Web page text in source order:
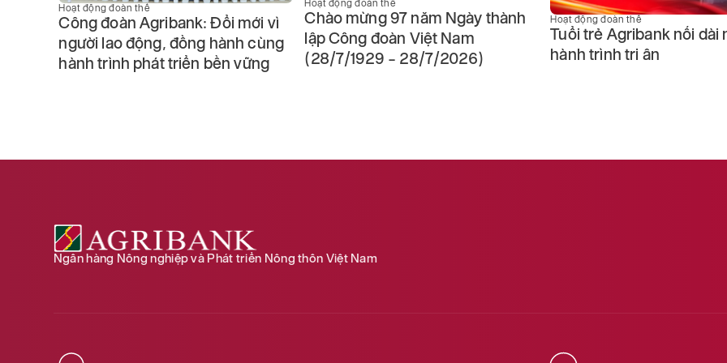
Hoạt động đoàn thể
Chào mừng 97 năm Ngày thành
lập Công đoàn Việt Nam
(28/7/1929 – 28/7/2026)
Hoạt động đoàn thể
Tuổi trẻ Agribank nối dài những
hành trình tri ân
Hoạt động đoàn thể
Đoàn Thanh niên
khai Tuần cao điểm “Đền
Ngân hàng Nông nghiệp và Phát triển Nông thôn Việt Nam